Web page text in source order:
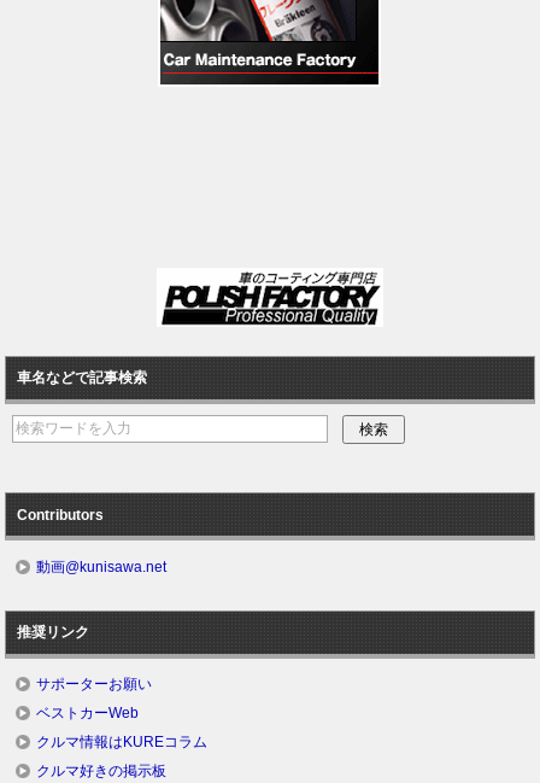
車名などで記事検索
Contributors
動画@kunisawa.net
推奨リンク
サポーターお願い
ベストカーWeb
クルマ情報はKUREコラム
クルマ好きの掲示板